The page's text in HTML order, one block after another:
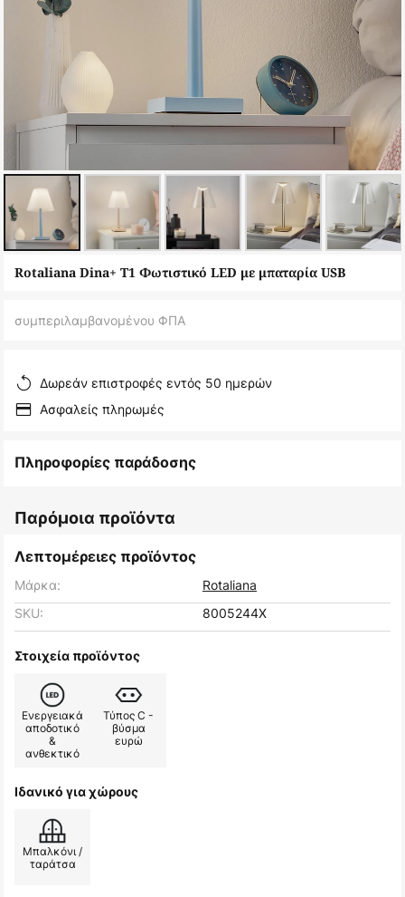
Μετάβαση
εικόνων
Rotaliana Dina+ T1 Φωτιστικό LED με μπαταρία USB
συμπεριλαμβανομένου ΦΠΑ
Δωρεάν επιστροφές εντός 50 ημερών
Ασφαλείς πληρωμές
Πληροφορίες παράδοσης
Παρόμοια προϊόντα
Λεπτομέρειες προϊόντος
Μάρκα:
Rotaliana
SKU:
8005244X
Στοιχεία προϊόντος
Ενεργειακά
αποδοτικό
&
ανθεκτικό
Τύπος C -
βύσμα
ευρώ
Ιδανικό για χώρους
Μπαλκόνι /
ταράτσα